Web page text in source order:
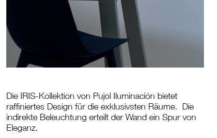
Die IRIS-Kollektion von Pujol Iluminación bietet
raffiniertes Design für die exklusivsten Räume. Die
indirekte Beleuchtung erteilt der Wand ein Spur von
Eleganz.